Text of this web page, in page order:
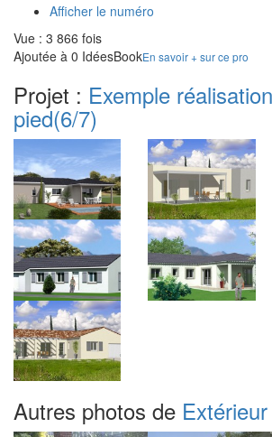
Afficher le numéro
Vue : 3 866 fois
Ajoutée à 0 IdéesBookEn savoir + sur ce pro
Projet : Exemple
pied(6/7)
Autres photos de Extérieur